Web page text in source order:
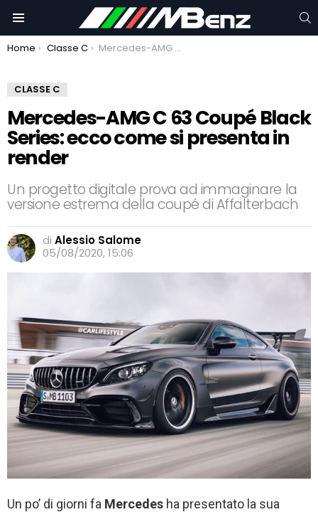
You are here:
Home Classe C Mercedes-AMG C 63 Coupé Black Series: ecco come si presenta in render
CLASSE C
Mercedes-AMG C 63 Coupé Black
Series: ecco come si presenta in
render
Un progetto digitale prova ad immaginare la
versione estrema della coupé di Affalterbach
di Alessio Salome
05/08/2020, 15:06
Un po’ di giorni fa Mercedes ha presentato la sua